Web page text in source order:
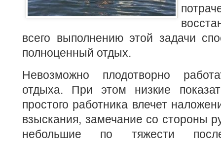
всего выполнению этой задачи
полноценный отдых.
Невозможно плодотворно
отдыха. При этом низкие
простого работника влечет
взыскания, замечание со стороны
небольшие по тяжести